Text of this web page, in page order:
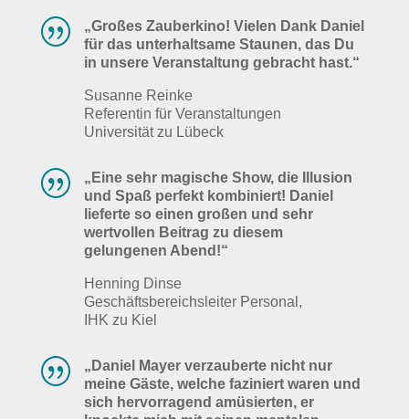
| „Großes Zauberkino! Vielen Dank Daniel
für das unterhaltsame Staunen, das Du
in unsere Veranstaltung gebracht hast.“
Susanne Reinke
Referentin für Veranstaltungen
Universität zu Lübeck
|
„Eine sehr magische Show, die Illusion
und Spaß perfekt kombiniert! Daniel
lieferte so einen großen und sehr
wertvollen Beitrag zu diesem
gelungenen Abend!“
Henning Dinse
Geschäftsbereichsleiter Personal,
IHK zu Kiel
|
„Daniel Mayer verzauberte nicht nur
meine Gäste, welche faziniert waren und
sich hervorragend amüsierten, er